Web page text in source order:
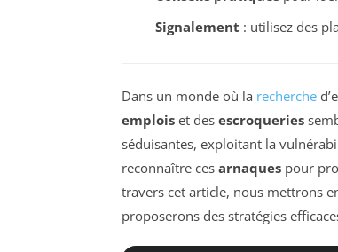
Signalement : utilisez des
Dans un monde où la recherche
emplois et des escroqueries
séduisantes, exploitant la
reconnaître ces arnaques pour
travers cet article, nous mettrons
proposerons des stratégies